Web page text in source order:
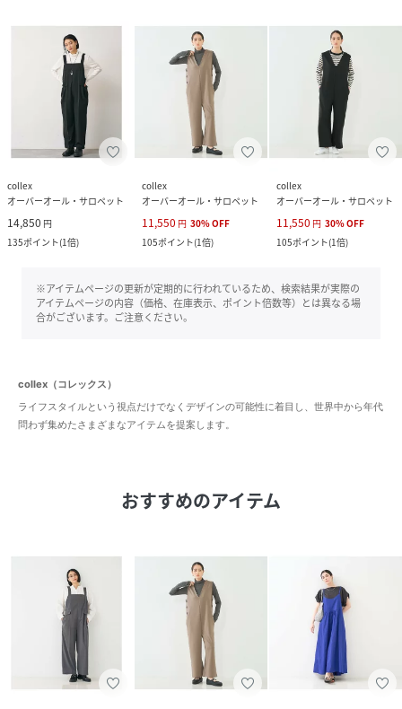
collex
オーバーオール・サロペット
14,850 円
135ポイント(1倍)
collex
オーバーオール・サロペット
11,550 円 30%OFF
105ポイント(1倍)
collex
オーバーオール・サロペット
11,550 円 30%OFF
105ポイント(1倍)
※アイテムページの更新が定期的に行われているため、検索結果が実際の
アイテムページの内容（価格、在庫表示、ポイント倍数等）とは異なる場
合がございます。ご注意ください。
collex（コレックス）
ライフスタイルという視点だけでなくデザインの可能性に着目し、世界中から年代
問わず集めたさまざまなアイテムを提案します。
おすすめのアイテム